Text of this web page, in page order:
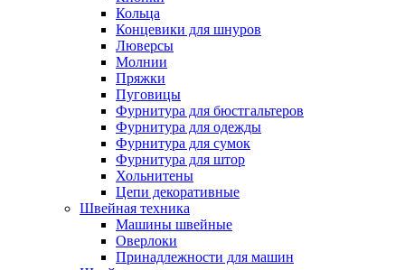
Кольца
Концевики для шнуров
Люверсы
Молнии
Пряжки
Пуговицы
Фурнитура для бюстгальтеров
Фурнитура для одежды
Фурнитура для сумок
Фурнитура для штор
Хольнитены
Цепи декоративные
Швейная техника
Машины швейные
Оверлоки
Принадлежности для машин